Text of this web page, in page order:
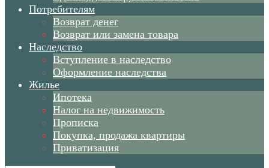
Потребителям
Возврат денег
Возврат или замена товара
Наследство
Вступление в наследство
Оформление наследства
Жилье
Ипотека
Налог на недвижимость
Прописка
Покупка, продажа квартиры
Приватизация